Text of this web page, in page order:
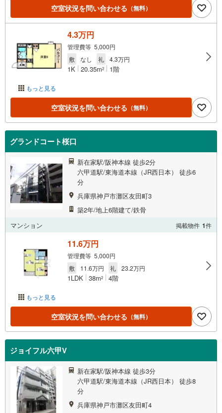
空室状況を問い合わせる （無料）
もっと見る
4.3万円
管理費等 5,000円
敷
なし 礼 4.3万円
1K 20.35m2 1階
空室状況を問い合わせる （無料）
グランドコート桜口
新在家駅/阪神本線 徒歩2分
六甲道駅/東海道本線（JR西日本） 徒歩6
分
兵庫県神戸市灘区友田町3
築2年/地上6階建て/鉄骨
マンション
掲載物件 1件
もっと見る
11.6万円
管理費等 5,000円
敷
11.6万円 礼 23.2万円
1LDK 38m2 4階
空室状況を問い合わせる （無料）
ジョイフル六甲V
新在家駅/阪神本線 徒歩3分
六甲道駅/東海道本線（JR西日本） 徒歩8
分
兵庫県神戸市灘区友田町4